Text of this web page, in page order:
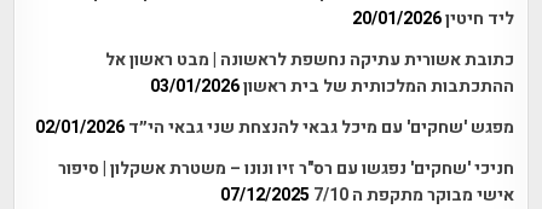
ליד חיטין20/01/2026
כתובת אשורית עתיקה נחשפת לראשונה | מבט ראשון אל
ההתכתבות המלכותית של בית ראשון03/01/2026
מפגש 'שחקים' עם מיכל גבאי להנצחת שני גבאי הי״ד 02/01/2026
חניכי 'שחקים' נפגשו עם רס"ר זיו ונונו – משטרת אשקלון | סיפור
אישי מבוקר מתקפת ה 7/10
07/12/2025